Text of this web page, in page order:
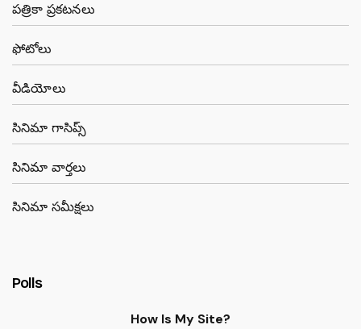
పత్రికా ప్రకటనలు
ఫోటోలు
వీడియోలు
సినిమా గాసిప్స్
సినిమా వార్తలు
సినిమా సమీక్షలు
Polls
How Is My Site?